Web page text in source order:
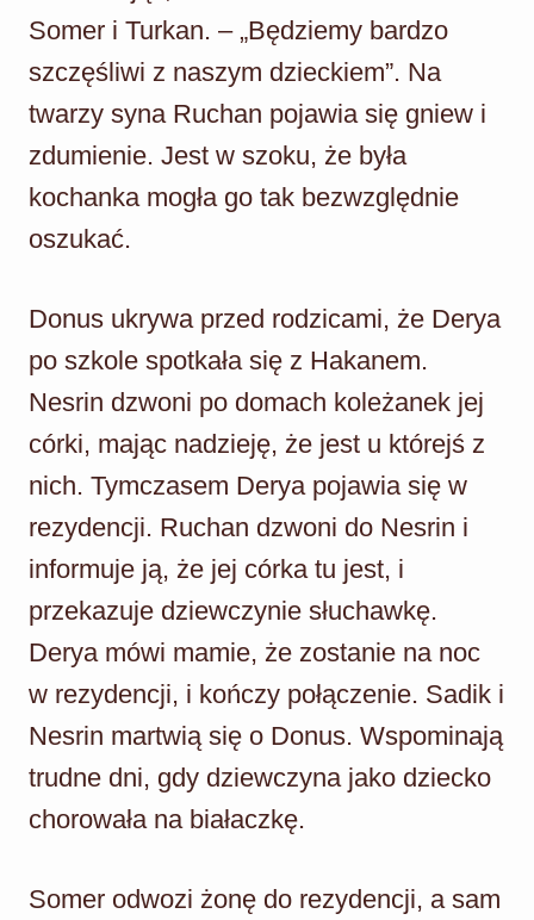
Somer i Turkan. – „Będziemy bardzo
szczęśliwi z naszym dzieckiem”. Na
twarzy syna Ruchan pojawia się gniew i
zdumienie. Jest w szoku, że była
kochanka mogła go tak bezwzględnie
oszukać.
Donus ukrywa przed rodzicami, że Derya
po szkole spotkała się z Hakanem.
Nesrin dzwoni po domach koleżanek jej
córki, mając nadzieję, że jest u którejś z
nich. Tymczasem Derya pojawia się w
rezydencji. Ruchan dzwoni do Nesrin i
informuje ją, że jej córka tu jest, i
przekazuje dziewczynie słuchawkę.
Derya mówi mamie, że zostanie na noc
w rezydencji, i kończy połączenie. Sadik i
Nesrin martwią się o Donus. Wspominają
trudne dni, gdy dziewczyna jako dziecko
chorowała na białaczkę.
Somer odwozi żonę do rezydencji, a sam